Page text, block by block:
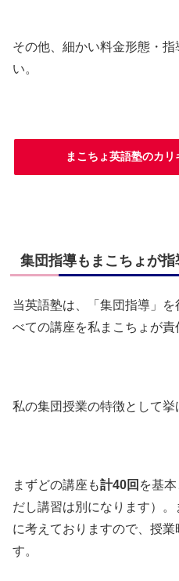
その他、細かい料金形態・
い。
まこちょ英語塾のカ
集団指導もまこちょが指
当英語塾は、「集団指導」
べての講座を私まこちょが責
私の集団授業の特徴として挙
まずどの講座も計40回 を基
だし講習は別になります）
に考えておりますので、授
す。